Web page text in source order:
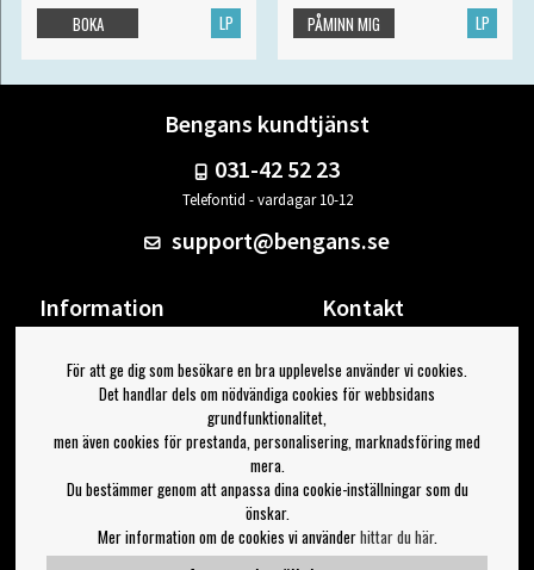
LP
BOKA LP
PÅMINN MIG
Bengans kundtjänst
031-42 52 23
Telefontid - vardagar 10-12
support@bengans.se
Information
Om Bengans
FAQ / Köp- & Leveransvillkor
Kontakt
Din sida
Logga ut
Jag vill ha tips från Bengans
Inställningar för nyhetsbrev
För att ge dig som besökare en bra upplevelse använder vi cookies.
Det handlar dels om nödvändiga cookies för webbsidans
grundfunktionalitet,
men även cookies för prestanda, personalisering, marknadsföring med
mera.
Du bestämmer genom att anpassa dina cookie-inställningar som du
önskar.
Mer information om de cookies vi använderhittar du här.